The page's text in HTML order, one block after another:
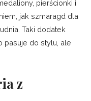
pierścionki i
jak szmaragd dla
Taki dodatek
pasuje do stylu, ale
z